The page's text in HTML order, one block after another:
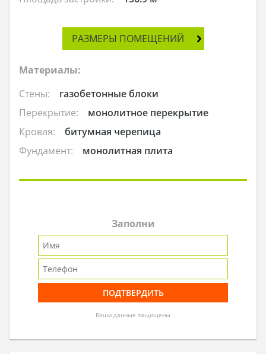
РАЗМЕРЫ ПОМЕЩЕНИЙ
Материалы:
Стены:
газобетонные блоки
Перекрытие:
монолитное перекрытие
Кровля:
битумная черепица
Фундамент:
монолитная плита
Заполни
Ваши данные защищены